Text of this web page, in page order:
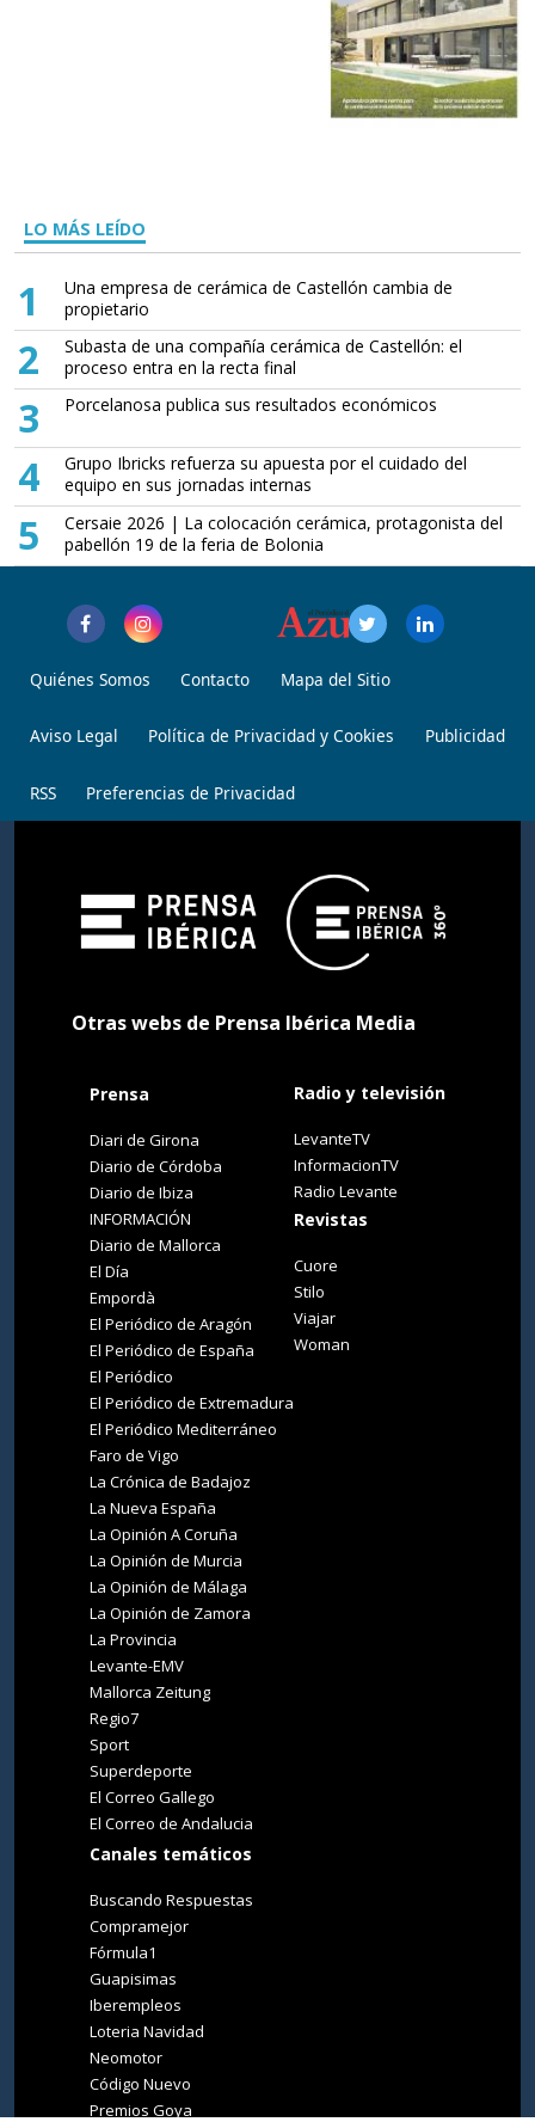
LO MÁS LEÍDO
1
Una empresa de cerámica de Castellón cambia de
propietario
2
Subasta de una compañía cerámica de Castellón: el
proceso entra en la recta final
3 Porcelanosa publica sus resultados económicos
4
Grupo Ibricks refuerza su apuesta por el cuidado del
equipo en sus jornadas internas
5
Cersaie 2026 | La colocación cerámica, protagonista del
pabellón 19 de la feria de Bolonia
Quiénes Somos Contacto Mapa del Sitio
Aviso Legal Política de Privacidad y Cookies Publicidad
RSS Preferencias de Privacidad
Otras webs de Prensa Ibérica Media
Prensa
Diari de Girona
Diario de Córdoba
Diario de Ibiza
INFORMACIÓN
Diario de Mallorca
El Día
Empordà
El Periódico de Aragón
El Periódico de España
El Periódico
El Periódico de Extremadura
El Periódico Mediterráneo
Faro de Vigo
La Crónica de Badajoz
La Nueva España
La Opinión A Coruña
La Opinión de Murcia
La Opinión de Málaga
La Opinión de Zamora
La Provincia
Levante-EMV
Mallorca Zeitung
Regio7
Sport
Superdeporte
El Correo Gallego
El Correo de Andalucia
Canales temáticos
Buscando Respuestas
Compramejor
Fórmula1
Guapisimas
Iberempleos
Loteria Navidad
Neomotor
Código Nuevo
Premios Goya
Radio y televisión
LevanteTV
InformacionTV
Radio Levante
Revistas
Cuore
Stilo
Viajar
Woman